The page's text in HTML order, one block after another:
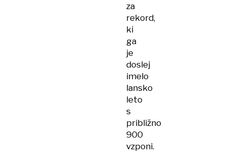
za
rekord,
ki
ga
je
doslej
imelo
lansko
leto
s
približno
900
vzponi.